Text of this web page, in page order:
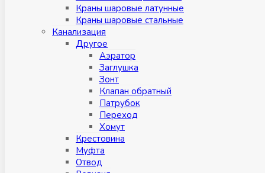
Краны шаровые латунные
Краны шаровые стальные
Канализация
Другое
Аэратор
Заглушкa
Зонт
Клапан обратный
Патрубок
Переход
Хомут
Крестовина
Муфтa
Отвод